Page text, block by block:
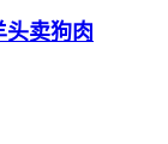
卖狗肉